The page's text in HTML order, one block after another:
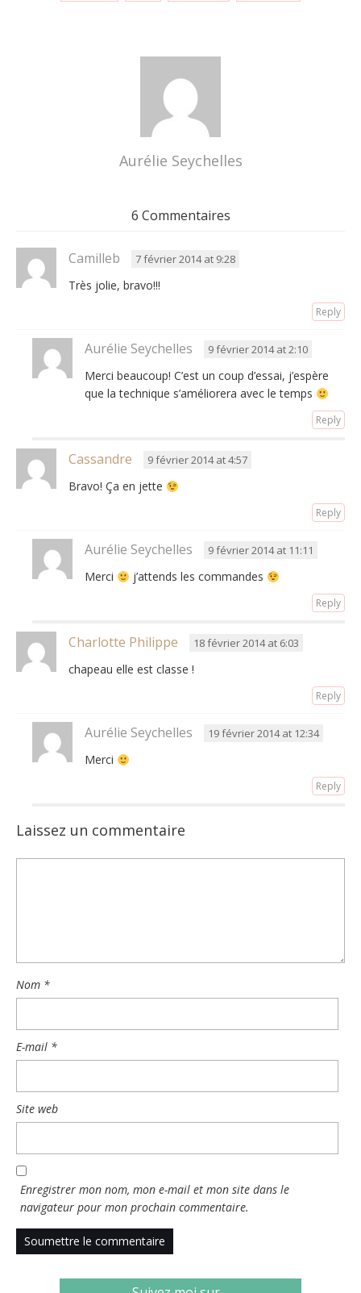
Aurélie Seychelles
6 Commentaires
Camilleb 7 février 2014 at 9:28
Très jolie, bravo!!!
Reply
Aurélie Seychelles 9 février 2014 at 2:10
Merci beaucoup! C’est un coup d’essai, j’espère
que la technique s’améliorera avec le temps
Reply
Cassandre 9 février 2014 at 4:57
Bravo! Ça en jette
Reply
Aurélie Seychelles 9 février 2014 at 11:11
Merci j’attends les commandes
Reply
Charlotte Philippe 18 février 2014 at 6:03
chapeau elle est classe !
Reply
Aurélie Seychelles 19 février 2014 at 12:34
Merci
Reply
Laissez un commentaire
Nom *
E-mail *
Site web
Enregistrer mon nom, mon e-mail et mon site dans le
navigateur pour mon prochain commentaire.